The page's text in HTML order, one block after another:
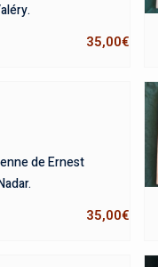
35,00€
de Ernest
35,00€